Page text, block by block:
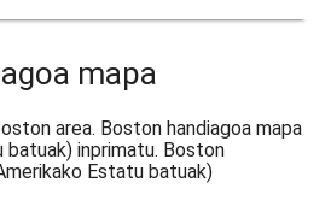
mapa
area. Boston handiagoa mapa
batuak) inprimatu. Boston
Estatu batuak)